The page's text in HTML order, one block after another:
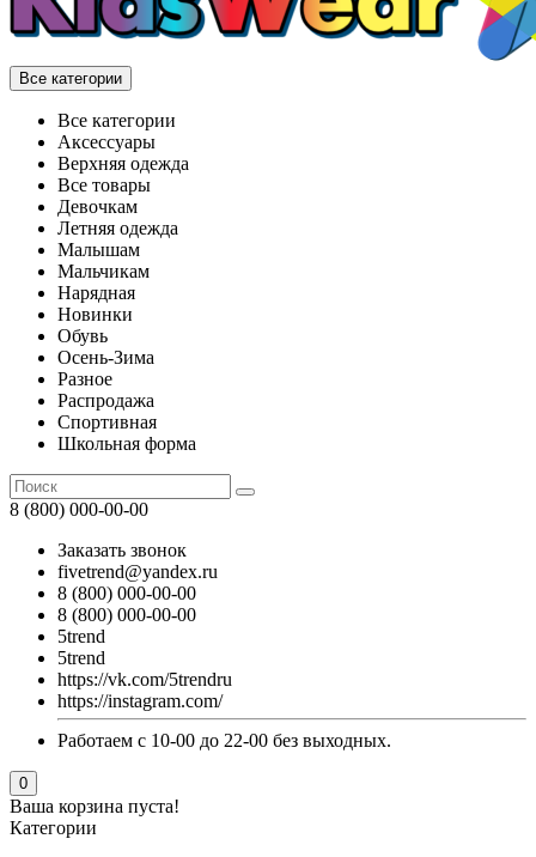
Все категории
Все категории
Аксессуары
Верхняя одежда
Все товары
Девочкам
Летняя одежда
Малышам
Мальчикам
Нарядная
Новинки
Обувь
Осень-Зима
Разное
Распродажа
Спортивная
Школьная форма
8 (800) 000-00-00
Заказать звонок
fivetrend@yandex.ru
8 (800) 000-00-00
8 (800) 000-00-00
5trend
5trend
https://vk.com/5trendru
https://instagram.com/
Работаем с 10-00 до 22-00 без выходных.
0
Ваша корзина пуста!
Категории